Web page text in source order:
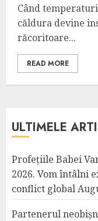
Când
căldura devine
răcoritoare...
READ MORE
ULTIMELE
Profețiile Babei
2026. Vom întâlni
conflict global
Partenerul